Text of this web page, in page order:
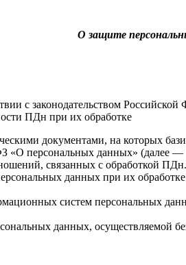
О защите
с законодательством
ПДн при их обработке
документами, на которых
«О персональных данных»
связанных с обработкой ПДн.
данных при их
систем
данных, осуществляемой